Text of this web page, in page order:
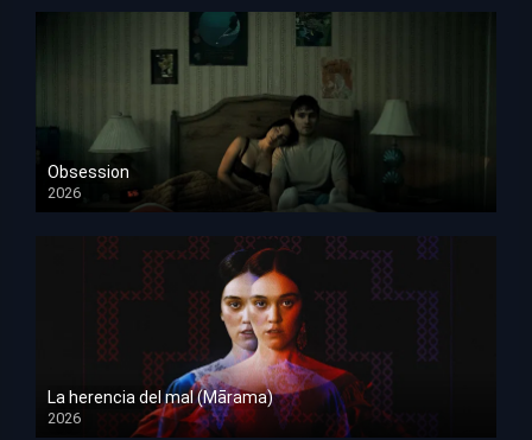
Obsession
2026
HD 1080p
La herencia del mal (Mārama)
2026
HD 1080p